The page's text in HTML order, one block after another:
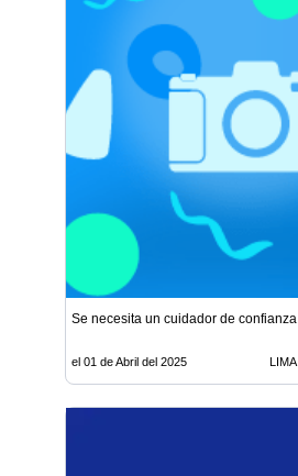
Se necesita un cuidador de confianza.
el 01 de Abril del 2025 LIMA